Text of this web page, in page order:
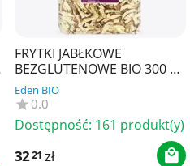
FRYTKI JABŁKOWE
BEZGLUTENOWE BIO 300 g -
BIO PLANET
Eden BIO
0.0
Dostępność: 161 produkt(y)
3221 zł